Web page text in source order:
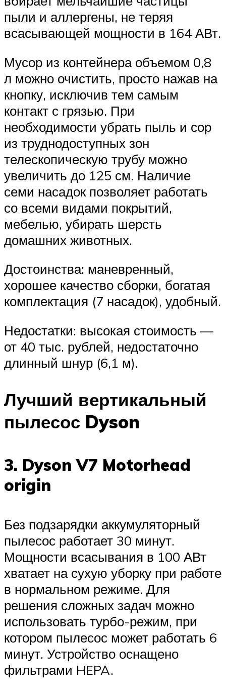
пыли и аллергены, не теряя
всасывающей мощности в 164 АВт.
Мусор из контейнера объемом 0,8
л можно очистить, просто нажав на
кнопку, исключив тем самым
контакт с грязью. При
необходимости убрать пыль и сор
из труднодоступных зон
телескопическую трубу можно
увеличить до 125 см. Наличие
семи насадок позволяет работать
со всеми видами покрытий,
мебелью, убирать шерсть
домашних животных.
Достоинства: маневренный,
хорошее качество сборки, богатая
комплектация (7 насадок), удобный.
Недостатки: высокая стоимость —
от 40 тыс. рублей, недостаточно
длинный шнур (6,1 м).
Лучший вертикальный
пылесос Dyson
3. Dyson V7 Motorhead
origin
Без подзарядки аккумуляторный
пылесос работает 30 минут.
Мощности всасывания в 100 АВт
хватает на сухую уборку при работе
в нормальном режиме. Для
решения сложных задач можно
использовать турбо-режим, при
котором пылесос может работать 6
минут. Устройство оснащено
фильтрами HEPA.